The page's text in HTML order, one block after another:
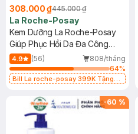
308.000 ₫445.000 ₫
La Roche-Posay
Kem Dưỡng La Roche-Posay
Giúp Phục Hồi Da Đa Công
Dụng 40ml
4.9 (56)
808/tháng
64%
Bill La roche-posay 399K Tặng
(SL có hạn)
-60 %